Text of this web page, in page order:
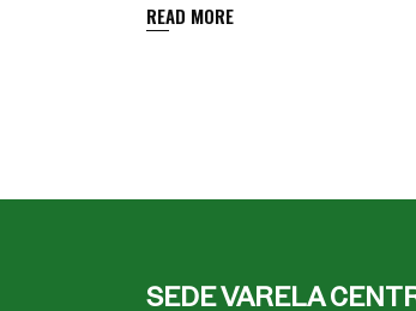
READ MORE
SEDE VARELA